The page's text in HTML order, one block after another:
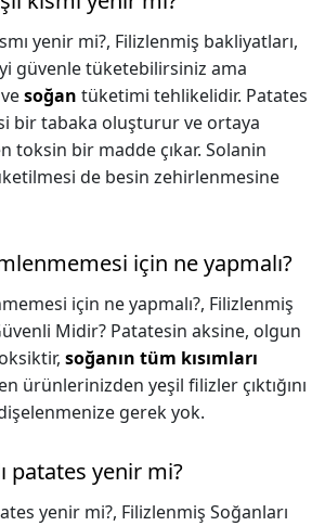
yenir mi?, Filizlenmiş bakliyatları,
güvenle tüketebilirsiniz ama
soğan tüketimi tehlikelidir. Patates
bir tabaka oluşturur ve ortaya
toksin bir madde çıkar. Solanin
de besin zehirlenmesine
için ne yapmalı?
için ne yapmalı?, Filizlenmiş
Midir? Patatesin aksine, olgun
soğanın tüm kısımları
ürünlerinizden yeşil filizler çıktığını
gerek yok.
patates yenir mi?
yenir mi?, Filizlenmiş Soğanları